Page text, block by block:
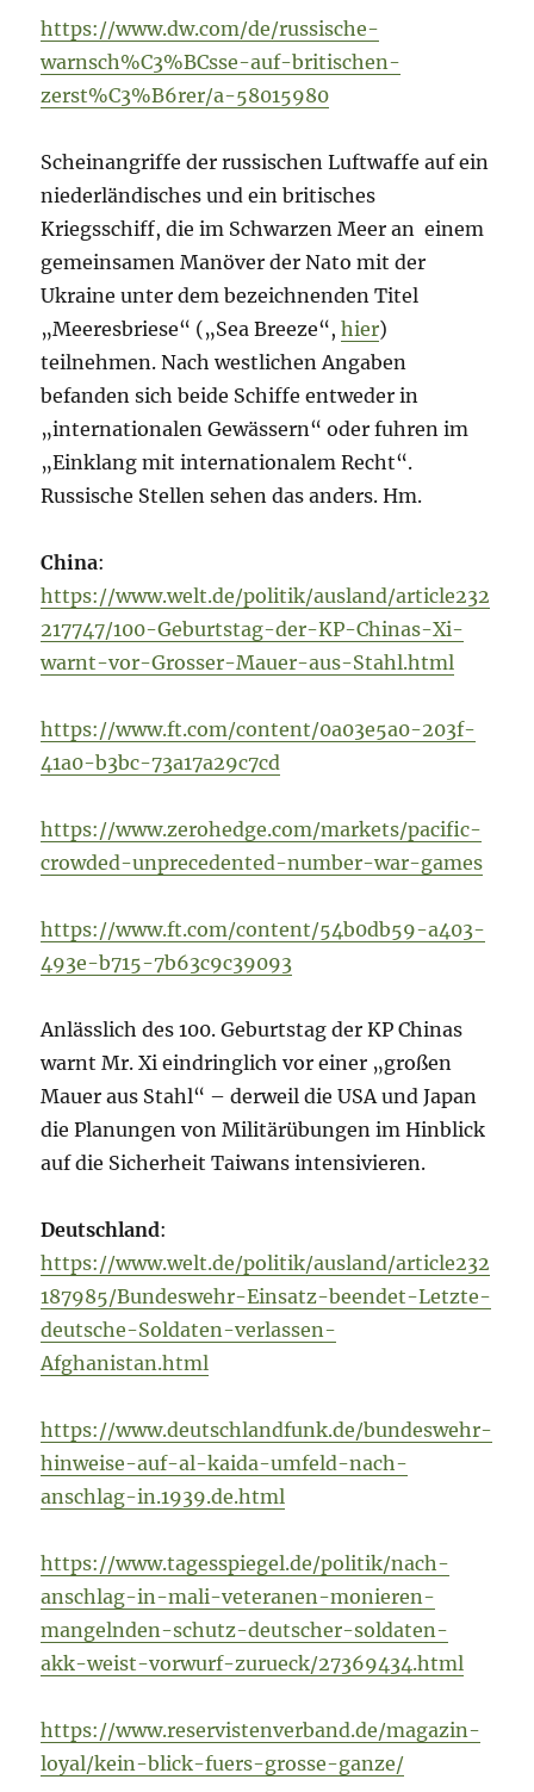
https://www.dw.com/de/russische-
warnsch%C3%BCsse-auf-britischen-
zerst%C3%B6rer/a-58015980
Scheinangriffe der russischen Luftwaffe auf ein
niederländisches und ein britisches
Kriegsschiff, die im Schwarzen Meer an einem
gemeinsamen Manöver der Nato mit der
Ukraine unter dem bezeichnenden Titel
„Meeresbriese“ („Sea Breeze“,hier)
teilnehmen. Nach westlichen Angaben
befanden sich beide Schiffe entweder in
„internationalen Gewässern“ oder fuhren im
„Einklang mit internationalem Recht“.
Russische Stellen sehen das anders. Hm.
China:
https://www.welt.de/politik/ausland/article232
217747/100-Geburtstag-der-KP-Chinas-Xi-
warnt-vor-Grosser-Mauer-aus-Stahl.html
https://www.ft.com/content/0a03e5a0-203f-
41a0-b3bc-73a17a29c7cd
https://www.zerohedge.com/markets/pacific-
crowded-unprecedented-number-war-games
https://www.ft.com/content/54b0db59-a403-
493e-b715-7b63c9c39093
Anlässlich des 100. Geburtstag der KP Chinas
warnt Mr. Xi eindringlich vor einer „großen
Mauer aus Stahl“ – derweil die USA und Japan
die Planungen von Militärübungen im Hinblick
auf die Sicherheit Taiwans intensivieren.
Deutschland:
https://www.welt.de/politik/ausland/article232
187985/Bundeswehr-Einsatz-beendet-Letzte-
deutsche-Soldaten-verlassen-
Afghanistan.html
https://www.deutschlandfunk.de/bundeswehr-
hinweise-auf-al-kaida-umfeld-nach-
anschlag-in.1939.de.html
https://www.tagesspiegel.de/politik/nach-
anschlag-in-mali-veteranen-monieren-
mangelnden-schutz-deutscher-soldaten-
akk-weist-vorwurf-zurueck/27369434.html
https://www.reservistenverband.de/magazin-
loyal/kein-blick-fuers-grosse-ganze/